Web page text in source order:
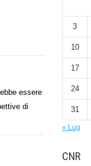
essere
di
3
10
17
24
31
« Lug
CNR